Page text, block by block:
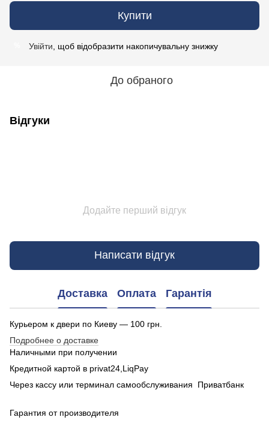
Купити
Увійти , щоб відобразити накопичувальну знижку
До обраного
Відгуки
Додайте перший відгук
Написати відгук
Доставка Оплата Гарантія
Курьером к двери по Киеву — 100 грн.
Подробнее о доставке
Наличными при получении
Кредитной картой в privat24,LiqPay
Через кассу или терминал самообслуживания Приватбанк
Гарантия от производителя